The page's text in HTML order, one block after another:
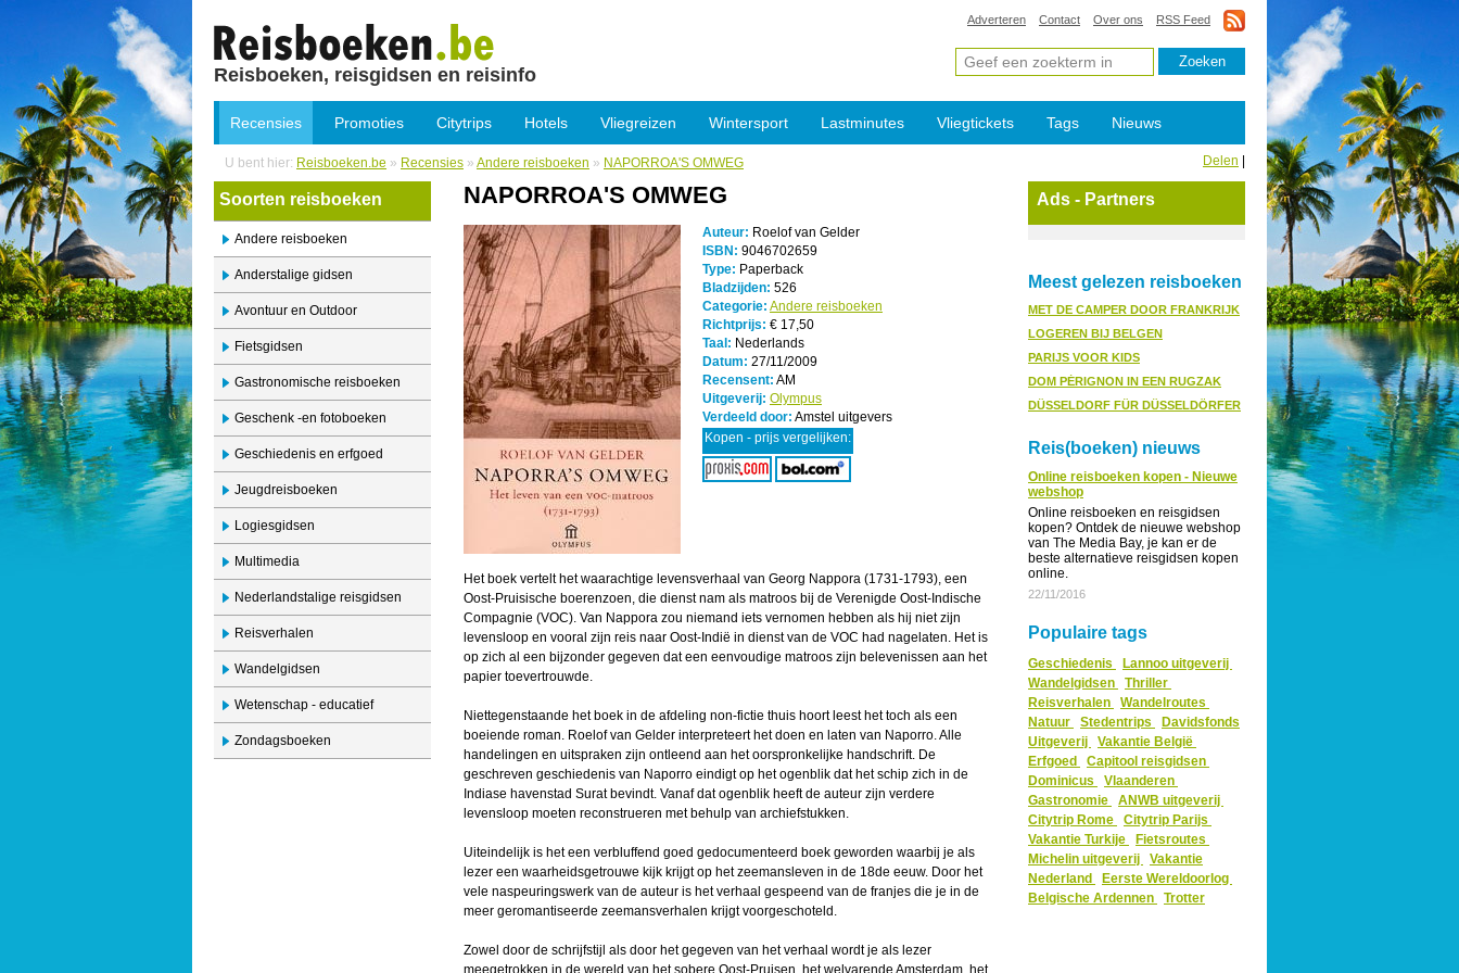
Reisboeken, reisgidsen en reisinfo
Adverteren Contact Over ons RSS Feed
Recensies Promoties Citytrips Hotels Vliegreizen Wintersport Lastminutes Vliegtickets Tags Nieuws
U bent hier: Reisboeken.be » Recensies » Andere reisboeken » NAPORROA'S OMWEG Delen
Soorten reisboeken
Andere reisboeken
Anderstalige gidsen
Avontuur en Outdoor
Fietsgidsen
Gastronomische reisboeken
Geschenk -en fotoboeken
Geschiedenis en erfgoed
Jeugdreisboeken
Logiesgidsen
Multimedia
Nederlandstalige reisgidsen
Reisverhalen
Wandelgidsen
Wetenschap - educatief
Zondagsboeken
NAPORROA'S OMWEG
Auteur: Roelof van Gelder
ISBN: 9046702659
Type: Paperback
Bladzijden: 526
Categorie: Andere reisboeken
Richtprijs: € 17,50
Taal: Nederlands
Datum: 27/11/2009
Recensent: AM
Uitgeverij: Olympus
Verdeeld door: Amstel uitgevers
Kopen - prijs vergelijken:
Het boek vertelt het waarachtige levensverhaal van Georg Nappora (1731-1793), een
Oost-Pruisische boerenzoen, die dienst nam als matroos bij de Verenigde Oost-Indische
Compagnie (VOC). Van Nappora zou niemand iets vernomen hebben als hij niet zijn
levensloop en vooral zijn reis naar Oost-Indië in dienst van de VOC had nagelaten. Het is
op zich al een bijzonder gegeven dat een eenvoudige matroos zijn belevenissen aan het
papier toevertrouwde.
Niettegenstaande het boek in de afdeling non-fictie thuis hoort leest het toch als een
boeiende roman. Roelof van Gelder interpreteert het doen en laten van Naporro. Alle
handelingen en uitspraken zijn ontleend aan het oorspronkelijke handschrift. De
geschreven geschiedenis van Naporro eindigt op het ogenblik dat het schip zich in de
Indiase havenstad Surat bevindt. Vanaf dat ogenblik heeft de auteur zijn verdere
levensloop moeten reconstrueren met behulp van archiefstukken.
Uiteindelijk is het een verbluffend goed gedocumenteerd boek geworden waarbij je als
lezer een waarheidsgetrouwe kijk krijgt op het zeemansleven in de 18de eeuw. Door het
vele naspeuringswerk van de auteur is het verhaal gespeend van de franjes die je in de
meer geromantiseerde zeemansverhalen krijgt voorgeschoteld.
Zowel door de schrijfstijl als door het gegeven van het verhaal wordt je als lezer
meegetrokken in de wereld van het sobere Oost-Pruisen, het welvarende Amsterdam, het
Ads - Partners
Meest gelezen reisboeken
MET DE CAMPER DOOR FRANKRIJK
LOGEREN BIJ BELGEN
PARIJS VOOR KIDS
DOM PÉRIGNON IN EEN RUGZAK
DÜSSELDORF FÜR DÜSSELDÖRFER
Reis(boeken) nieuws
Online reisboeken kopen - Nieuwe
webshop
Online reisboeken en reisgidsen
kopen? Ontdek de nieuwe webshop
van The Media Bay, je kan er de
beste alternatieve reisgidsen kopen
online.
22/11/2016
Populaire tags
Geschiedenis
Lannoo uitgeverij
Wandelgidsen
Thriller
Reisverhalen
Wandelroutes
Natuur
Stedentrips
Davidsfonds
Uitgeverij
Vakantie België
Erfgoed
Capitool reisgidsen
Dominicus
Vlaanderen
Gastronomie
ANWB uitgeverij
Citytrip Rome
Citytrip Parijs
Vakantie Turkije
Fietsroutes
Michelin uitgeverij
Vakantie
Nederland
Eerste Wereldoorlog
Belgische Ardennen
Trotter